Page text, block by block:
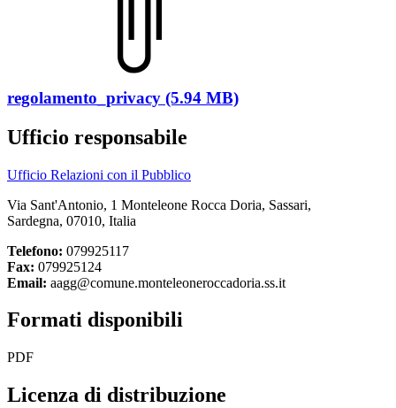
regolamento_privacy (5.94 MB)
Ufficio responsabile
Ufficio Relazioni con il Pubblico
Via Sant'Antonio, 1 Monteleone Rocca Doria, Sassari,
Sardegna, 07010, Italia
Telefono: 079925117
Fax: 079925124
Email: aagg@comune.monteleoneroccadoria.ss.it
Formati disponibili
PDF
Licenza di distribuzione